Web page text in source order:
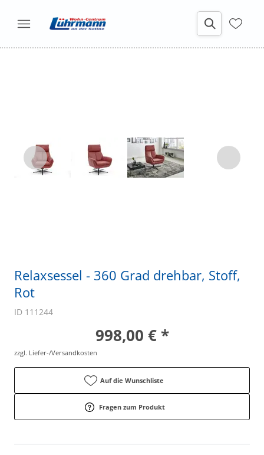
Relaxsessel - 360 Grad drehbar, Stoff,
Rot
ID 111244
998,00 € *
zzgl. Liefer-/Versandkosten
Auf die Wunschliste
Fragen zum Produkt